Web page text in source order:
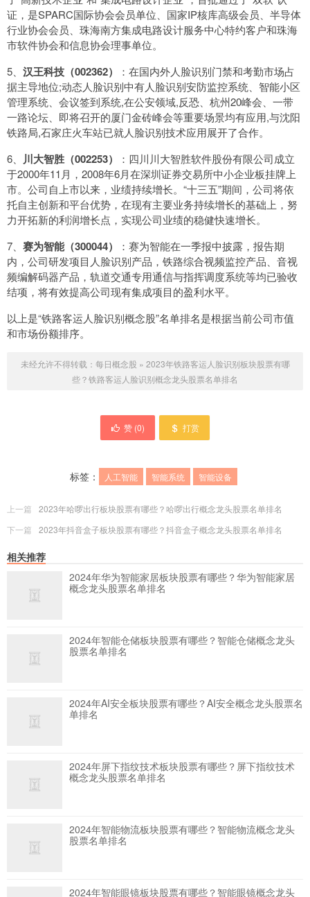
证，是SPARC国际协会会员单位、国家IP核库高级会员、半导体
行业协会会员、珠海南方集成电路设计服务中心特约客户和珠海
市软件协会和信息协会理事单位。
5、 汉王科技（002362）
：在国内外人脸识别门禁和考勤市场占
据主导地位;动态人脸识别中有人脸识别安防监控系统、智能小区
管理系统、会议签到系统,在公安领域,反恐、杭州20峰会、一带
一路论坛、即将召开的厦门金砖峰会等重要场景均有应用,与沈阳
铁路局,石家庄火车站已就人脸识别技术应用展开了合作。
6、 川大智胜（002253）
：四川川大智胜软件股份有限公司成立
于2000年11月，2008年6月在深圳证券交易所中小企业板挂牌上
市。公司自上市以来，业绩持续增长。“十三五”期间，公司将依
托自主创新和平台优势，在现有主要业务持续增长的基础上，努
力开拓新的利润增长点，实现公司业绩的稳健快速增长。
7、 赛为智能（300044）
：赛为智能在一季报中披露，报告期
内，公司研发项目人脸识别产品，铁路综合视频监控产品、音视
频编解码器产品，轨道交通专用通信与指挥调度系统等均已验收
结项，将有效提高公司现有集成项目的盈利水平。
以上是“铁路客运人脸识别概念股”名单排名是根据当前公司市值
和市场份额排序。
未经允许不得转载： 每日概念股 » 2023年铁路客运人脸识别板块股票有哪
些？铁路客运人脸识别概念龙头股票名单排名
赞 (0) 打赏
标签： 人工智能 智能系统 智能设备
上一篇
2023年哈啰出行板块股票有哪些？哈啰出行概念龙头股票名单排名
下一篇
2023年抖音盒子板块股票有哪些？抖音盒子概念龙头股票名单排名
相关推荐
2024年华为智能家居板块股票有哪些？华为智能家居
概念龙头股票名单排名
2024年智能仓储板块股票有哪些？智能仓储概念龙头
股票名单排名
2024年AI安全板块股票有哪些？AI安全概念龙头股票名
单排名
2024年屏下指纹技术板块股票有哪些？屏下指纹技术
概念龙头股票名单排名
2024年智能物流板块股票有哪些？智能物流概念龙头
股票名单排名
2024年智能眼镜板块股票有哪些？智能眼镜概念龙头